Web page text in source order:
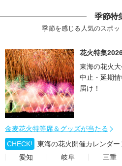
季節特
季節を感じる人気のスポ
花火特集
東海の花火
中止・延期
届け！
金麦花火特等席＆グッズが当たる
CHECK!
東海の花火開催カレンダー
愛知
岐阜 三重